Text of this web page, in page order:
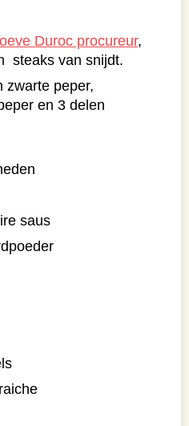
Duroc procureur,
steaks van snijdt.
zwarte peper,
en 3 delen
saus